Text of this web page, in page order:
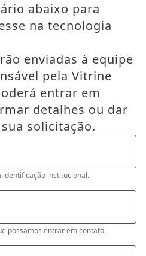
abaixo para
na tecnologia
enviadas à equipe
pela Vitrine
entrar em
detalhes ou dar
solicitação.
identificação institucional.
possamos entrar em contato.